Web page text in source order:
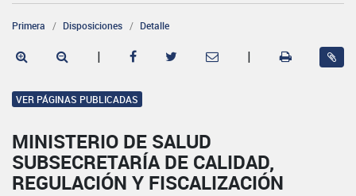
Primera Disposiciones Detalle
| |
VER PÁGINAS PUBLICADAS
MINISTERIO DE SALUD
SUBSECRETARÍA DE CALIDAD,
REGULACIÓN Y FISCALIZACIÓN